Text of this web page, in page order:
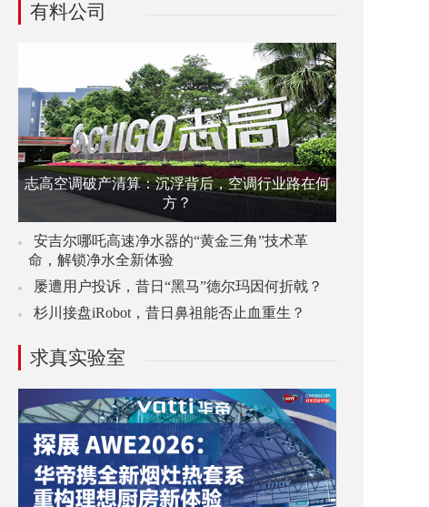
有料公司
志高空调破产清算：沉浮背后，空调行业路在何
方？
安吉尔哪吒高速净水器的“黄金三角”技术革
命，解锁净水全新体验
屡遭用户投诉，昔日“黑马”德尔玛因何折戟？
杉川接盘iRobot，昔日鼻祖能否止血重生？
求真实验室